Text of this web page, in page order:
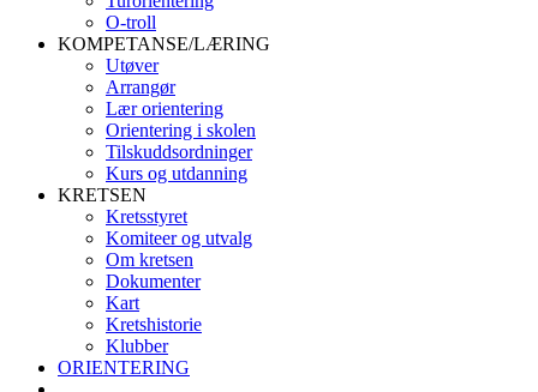
O-troll
KOMPETANSE/LÆRING
Utøver
Arrangør
Lær orientering
Orientering i skolen
Tilskuddsordninger
Kurs og utdanning
KRETSEN
Kretsstyret
Komiteer og utvalg
Om kretsen
Dokumenter
Kart
Kretshistorie
Klubber
ORIENTERING